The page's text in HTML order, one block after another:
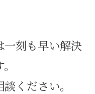
刻も早い解決
ください。